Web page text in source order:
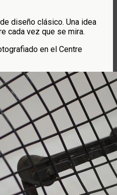
diseño clásico. Una idea
cada vez que se mira.
en el Centre